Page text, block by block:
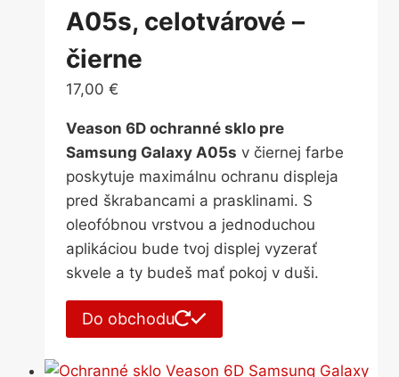
A05s, celotvárové –
čierne
17,00 €
Veason 6D ochranné sklo pre
Samsung Galaxy A05s v čiernej farbe
poskytuje maximálnu ochranu displeja
pred škrabancami a prasklinami. S
oleofóbnou vrstvou a jednoduchou
aplikáciou bude tvoj displej vyzerať
skvele a ty budeš mať pokoj v duši.
Do obchodu